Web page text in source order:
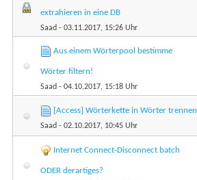
extrahieren in eine DB
Saad - 03.11.2017, 15:26 Uhr
Aus einem Wörterpool bestimme
Wörter filtern!
Saad - 04.10.2017, 15:18 Uhr
[Access] Wörterkette in Wörter trennen
Saad - 02.10.2017, 10:45 Uhr
Internet Connect-Disconnect batch
ODER derartiges?